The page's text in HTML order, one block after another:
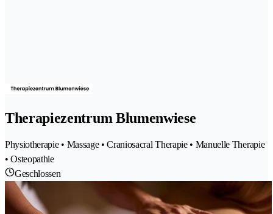
Therapiezentrum Blumenwiese
Physiotherapie • Massage • Craniosacral Therapie • Manuelle Therapie
• Osteopathie
Geschlossen